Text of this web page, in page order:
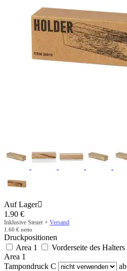
Auf Lager
1.90 €
Inklusive Steuer + Versand
1.60 € netto
Druckpositionen
Area 1
Vorderseite des Halters
Area 1
Tampondruck C
ab